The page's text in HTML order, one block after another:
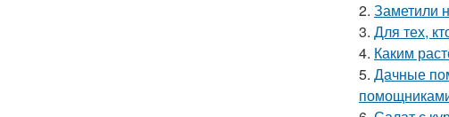
2. Заметили
3. Для тех,
4. Каким
5. Дачные